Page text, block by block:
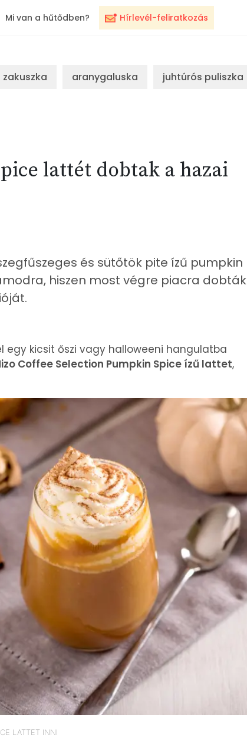
Hírlevél-feliratkozás
Mi van a hűtődben?
zakuszka aranygaluska juhtúrós puliszka
lattét dobtak a hazai
és sütőtök pite ízű pumpkin
hiszen most végre piacra dobták
egy kicsit őszi vagy halloweeni hangulatba
Coffee Selection Pumpkin Spice ízű lattet,
LATTET INNI